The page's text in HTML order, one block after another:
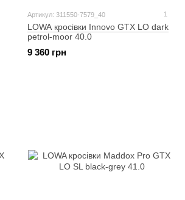
Артикул: 311550-7579_40 1
LOWA кросівки Innovo GTX LO dark
petrol-moor 40.0
9 360 грн